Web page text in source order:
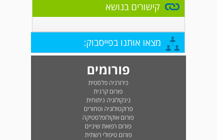
קישורים בנושא
מצאו אותנו בפייסבוק:
פורומים
כירורגיה פלסטית
פורום קרנית
גינקולוגיה ניתוחית
פרוקטולוגיה וטחורים
פורום אוקולופלסטיקה
פורום רפואת שיניים
פורום טיפולי רשתית